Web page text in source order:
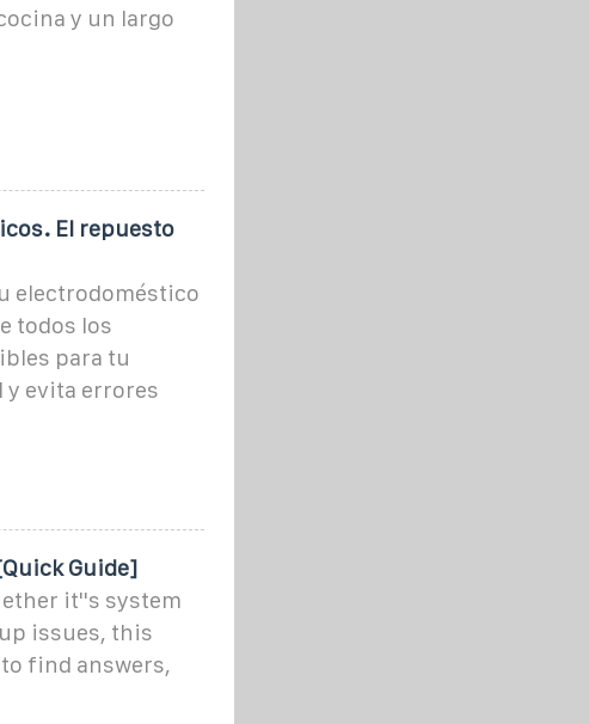
y un largo
El repuesto
electrodoméstico
todos los
para tu
y evita errores
Guide]
it''s system
issues, this
find answers,